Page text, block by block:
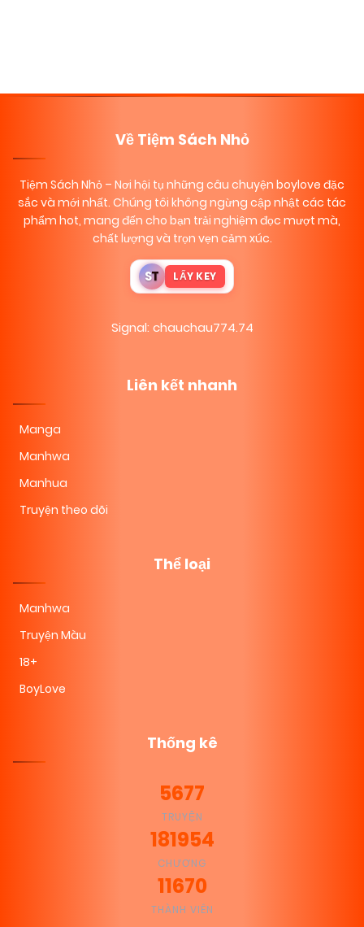
Về Tiệm Sách Nhỏ
Tiệm Sách Nhỏ – Nơi hội tụ những câu chuyện boylove đặc
sắc và mới nhất. Chúng tôi không ngừng cập nhật các tác
phẩm hot, mang đến cho bạn trải nghiệm đọc mượt mà,
chất lượng và trọn vẹn cảm xúc.
ST LẤY KEY
Signal: chauchau774.74
Liên kết nhanh
Manga
Manhwa
Manhua
Truyện theo dõi
Thể loại
Manhwa
Truyện Màu
18+
BoyLove
Thống kê
5677
TRUYỆN
181954
CHƯƠNG
11670
THÀNH VIÊN